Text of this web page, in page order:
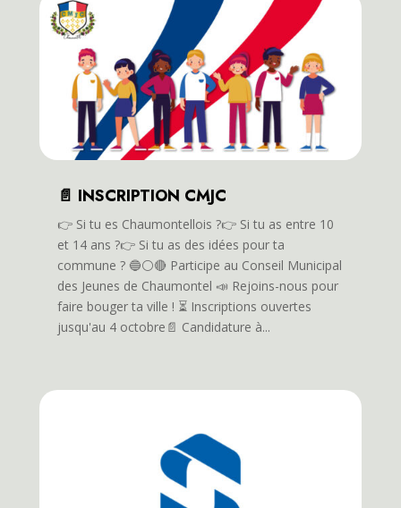
📄 INSCRIPTION CMJC
👉️ Si tu es Chaumontellois ?👉️ Si tu as entre 10
et 14 ans ?👉️ Si tu as des idées pour ta
commune ? 🔵⚪️🔴 Participe au Conseil Municipal
des Jeunes de Chaumontel 📣 Rejoins-nous pour
faire bouger ta ville ! ⏳️ Inscriptions ouvertes
jusqu'au 4 octobre📄 Candidature à...